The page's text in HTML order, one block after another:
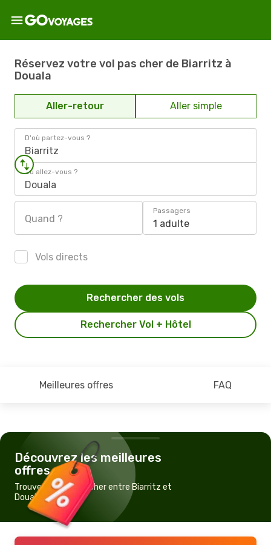
Réservez votre vol pas cher de Biarritz à
Douala
Aller-retour Aller simple
D'où partez-vous ?
Biarritz
Où allez-vous ?
Douala
Quand ?
Passagers
1 adulte
Vols directs
Rechercher Vol + Hôtel
Rechercher des vols
Meilleures offres FAQ
Découvrez les meilleures
offres
Trouvez un vol pas cher entre Biarritz et
Douala